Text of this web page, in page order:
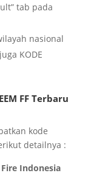
tab pada
nasional
KODE
FFTerbaru
kode
detailnya :
Indonesia